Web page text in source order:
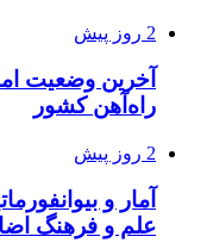
2 روز پیش
آخرین وضعیت
راه‌آهن کشور
2 روز پیش
آمار و
علم و فرهنگ